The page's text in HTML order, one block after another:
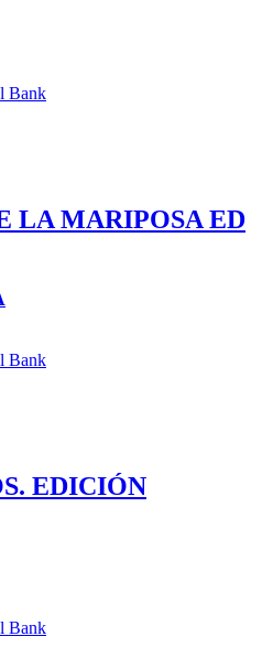
LA MARIPOSA ED
EDICIÓN